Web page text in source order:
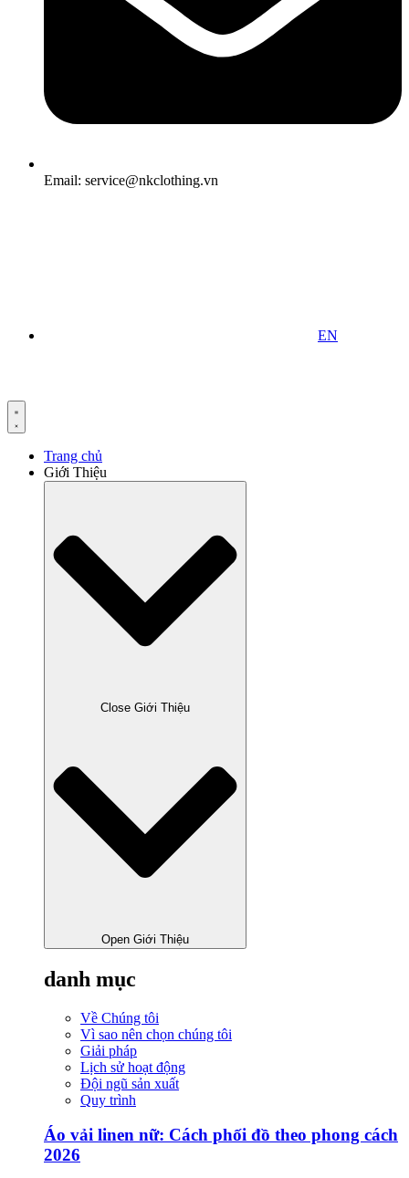
Email: service@nkclothing.vn
EN
Trang chủ
Giới Thiệu
Close Giới Thiệu
Open Giới Thiệu
danh mục
Về Chúng tôi
Vì sao nên chọn chúng tôi
Giải pháp
Lịch sử hoạt động
Đội ngũ sản xuất
Quy trình
Áo vải linen nữ: Cách phối đồ theo phong cách
2026